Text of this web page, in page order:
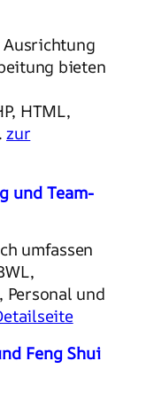
bieten
HTML,
zur
und Team-
umfassen
Personal und
Feng Shui